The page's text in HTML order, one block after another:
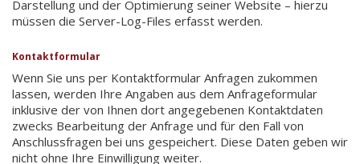
Darstellung und der Optimierung seiner Website – hierzu
müssen die Server-Log-Files erfasst werden.
Kontaktformular
Wenn Sie uns per Kontaktformular Anfragen zukommen
lassen, werden Ihre Angaben aus dem Anfrageformular
inklusive der von Ihnen dort angegebenen Kontaktdaten
zwecks Bearbeitung der Anfrage und für den Fall von
Anschlussfragen bei uns gespeichert. Diese Daten geben wir
nicht ohne Ihre Einwilligung weiter.